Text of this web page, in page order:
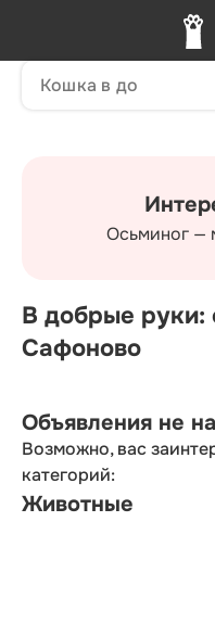
Осьминог —
В добрые руки:
Сафоново
Объявления не
Возможно, вас
категорий:
Животные